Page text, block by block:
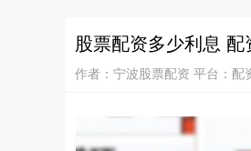
股票配资多少利息
作者：宁波股票配资 平台：配